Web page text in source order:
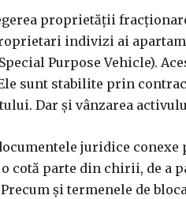
proprietății
indivizi ai
Purpose Vehicle).
sunt stabilite prin
Dar și vânzarea
juridice
cotă parte din chirii, de a
și termenele de